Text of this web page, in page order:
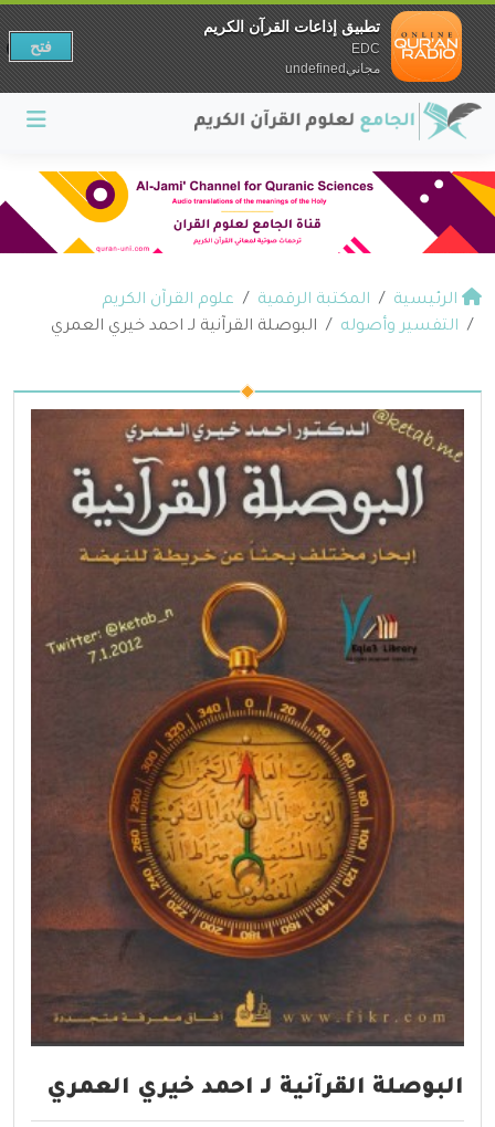
الرئيسية المكتبة الرقمية
علوم القرآن الكريم
التفسير وأصوله
البوصلة القرآنية لـ احمد خيري العمري
البوصلة القرآنية لـ احمد خيري العمري
تطبيق إذاعات القرآن الكريم
EDC
مجانيundefined
فتح